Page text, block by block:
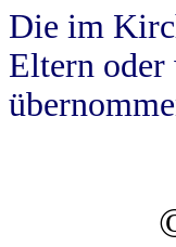
Die im
Eltern oder